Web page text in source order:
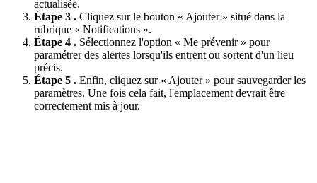
actualisée.
Étape 3 . Cliquez sur le bouton « Ajouter » situé dans la
rubrique « Notifications ».
Étape 4 . Sélectionnez l'option « Me prévenir » pour
paramétrer des alertes lorsqu'ils entrent ou sortent d'un lieu
précis.
Étape 5 . Enfin, cliquez sur « Ajouter » pour sauvegarder les
paramètres. Une fois cela fait, l'emplacement devrait être
correctement mis à jour.